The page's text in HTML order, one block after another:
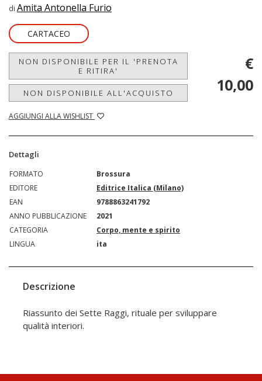
di Amita Antonella Furio
CARTACEO
NON DISPONIBILE PER IL 'PRENOTA
E RITIRA'
NON DISPONIBILE ALL'ACQUISTO
AGGIUNGI ALLA WISHLIST
€
10,00
Dettagli
FORMATO
Brossura
EDITORE
Editrice Italica (Milano)
EAN
9788863241792
ANNO PUBBLICAZIONE
2021
CATEGORIA
Corpo, mente e spirito
LINGUA
ita
Descrizione
Riassunto dei Sette Raggi, rituale per sviluppare
qualità interiori.